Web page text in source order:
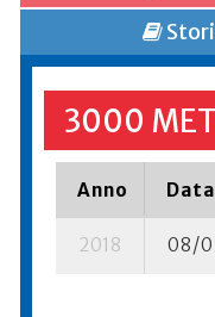
3000
Anno Data
2018 08/